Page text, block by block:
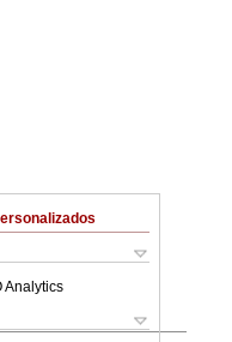
Analytics